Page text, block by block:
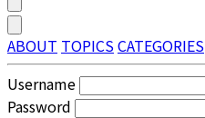
ABOUT TOPICSCATEGORIES
Username
Password